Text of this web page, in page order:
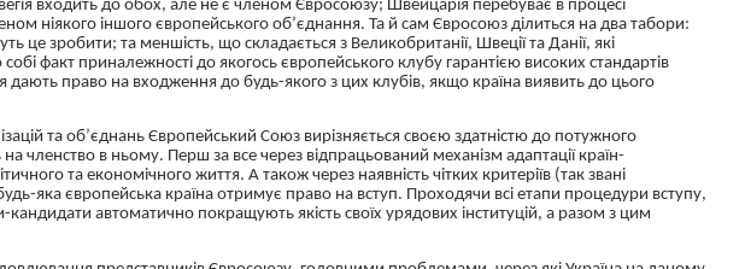
входить до обох, але не є членом Євросоюзу; Швейцарія перебуває в процесі
ніякого іншого європейського об’єднання. Та й сам Євросоюз ділиться на два табори:
це зробити; та меншість, що складається з Великобританії, Швеції та Данії, які
факт приналежності до якогось європейського клубу гарантією високих стандартів
дають право на входження до будь-якого з цих клубів, якщо країна виявить до цього
та об’єднань Європейський Союз вирізняється своєю здатністю до потужного
членство в ньому. Перш за все через відпрацьований механізм адаптації країн-
та економічного життя. А також через наявність чітких критеріїв (так звані
яка європейська країна отримує право на вступ. Проходячи всі етапи процедури вступу,
кандидати автоматично покращують якість своїх урядових інституцій, а разом з цим